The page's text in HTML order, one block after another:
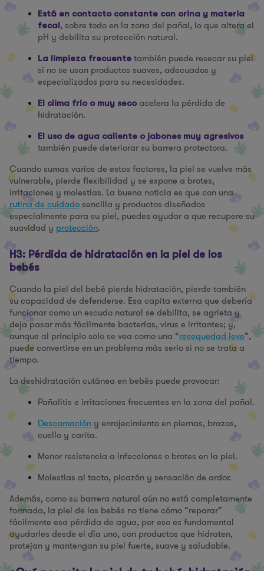
Está en contacto constante con orina y materia
fecal, sobre todo en la zona del pañal, lo que altera el
pH y debilita su protección natural.
La limpieza frecuente también puede resecar su piel
si no se usan productos suaves, adecuados y
especializados para su necesidades.
El clima frío o muy secoacelera la pérdida de
hidratación.
El uso de agua caliente o jabones muy agresivos
también puede deteriorar su barrera protectora.
Cuando sumas varios de estos factores, la piel se vuelve más
vulnerable, pierde flexibilidad y se expone a brotes,
irritaciones y molestias. La buena noticia es que con una
rutina de cuidado sencilla y productos diseñados
especialmente para su piel, puedes ayudar a que recupere su
suavidad y protección.
H3: Pérdida de hidratación en la piel de los
bebés
Cuando la piel del bebé pierde hidratación, pierde también
su capacidad de defenderse. Esa capita externa que debería
funcionar como un escudo natural se debilita, se agrieta y
deja pasar más fácilmente bacterias, virus e irritantes; y,
aunque al principio solo se vea como una “resequedad leve”,
puede convertirse en un problema más serio si no se trata a
tiempo.
La deshidratación cutánea en bebés puede provocar:
Pañalitis e irritaciones frecuentes en la zona del pañal.
Descamación y enrojecimiento en piernas, brazos,
cuello y carita.
Menor resistencia a infecciones o brotes en la piel.
Molestias al tacto, picazón y sensación de ardor.
Además, como su barrera natural aún no está completamente
formada, la piel de los bebés no tiene cómo “reparar”
fácilmente esa pérdida de agua, por eso es fundamental
ayudarles desde el día uno, con productos que hidraten,
protejan y mantengan su piel fuerte, suave y saludable.